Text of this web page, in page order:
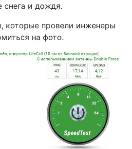
снега и дождя.
которые провели инженеры
на фото.